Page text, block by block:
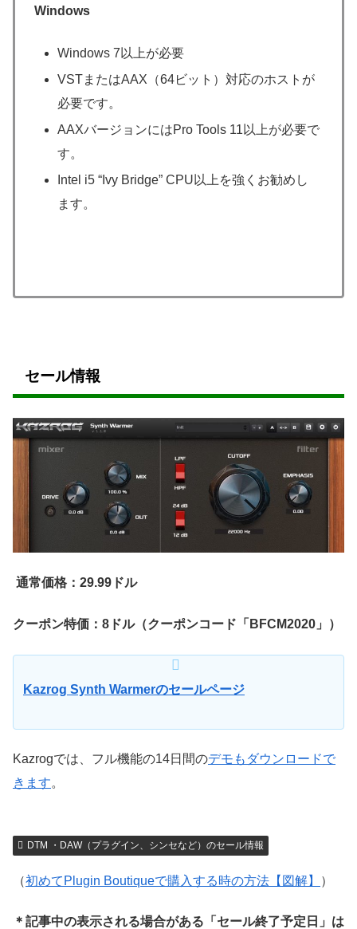
Windows
Windows 7以上が必要
VSTまたはAAX（64ビット）対応のホストが
必要です。
AAXバージョンにはPro Tools 11以上が必要で
す。
Intel i5 “Ivy Bridge” CPU以上を強くお勧めし
ます。
セール情報
通常価格：29.99ドル
クーポン特価：8ドル（クーポンコード「BFCM2020」）
Kazrog Synth Warmerのセールページ
Kazrogでは、フル機能の14日間のデモもダウンロードで
きます。
DTM ・DAW（プラグイン、シンセなど）のセール情報
（初めてPlugin Boutiqueで購入する時の方法【図解】 ）
＊記事中の表示される場合がある「セール終了予定日」は